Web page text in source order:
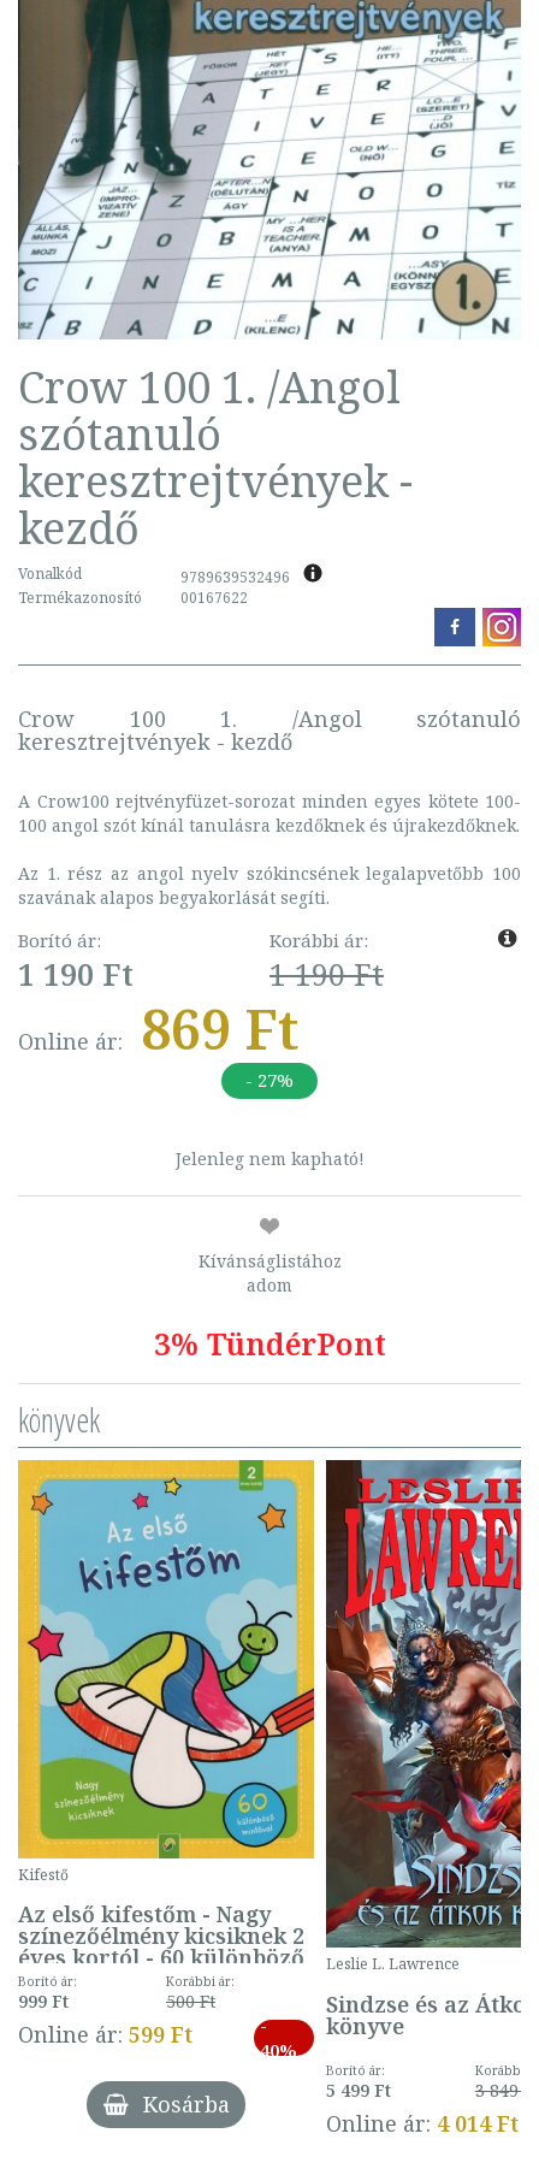
Crow 100 1. /Angol
szótanuló
keresztrejtvények -
kezdő
Vonalkód
9789639532496
Termékazonosító
00167622
Crow 100 1. /Angol szótanuló
keresztrejtvények - kezdő
A Crow100 rejtvényfüzet-sorozat minden egyes kötete 100-
100 angol szót kínál tanulásra kezdőknek és újrakezdőknek.
Az 1. rész az angol nyelv szókincsének legalapvetőbb 100
szavának alapos begyakorlását segíti.
Borító ár:
1 190 Ft
Korábbi ár:
1 190 Ft
Online ár: 869 Ft
- 27%
Jelenleg nem kapható!
Kívánságlistához
adom
3% TündérPont
könyvek
Kifestő
Az első kifestőm - Nagy
színezőélmény kicsiknek 2
éves kortól - 60 különböző
mintával (gombás)
Borító ár:
999 Ft
Korábbi ár:
500 Ft
Online ár: 599 Ft
-
40%
Kosárba
Leslie L. Lawrence
Sindzse és az Átkok
könyve
Borító ár:
5 499 Ft
Korábbi
3 849 Ft
Online ár: 4 014 Ft